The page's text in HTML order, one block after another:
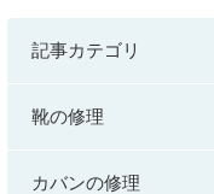
記事カテゴリ
靴の修理
カバンの修理